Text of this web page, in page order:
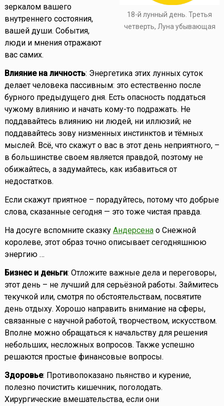
18-й лунный день. Третья
четверть, Луна убывающая
зеркалом вашего
внутреннего состояния,
вашей души. События,
люди и мнения отражают
вас самих.
Влияние на личность: Энергетика этих лунных суток
делает человека пассивным: это естественно после
бурного предыдущего дня. Есть опасность поддаться
чужому влиянию и начать кому-то подражать. Не
поддавайтесь влиянию ни людей, ни иллюзий; не
поддавайтесь зову низменных инстинктов и тёмных
мыслей. Всё, что скажут о вас в этот день неприятного, –
в большинстве своем является правдой, поэтому не
обижайтесь, а задумайтесь, как избавиться от
недостатков.
Если скажут приятное – порадуйтесь, потому что добрые
слова, сказанные сегодня — это тоже чистая правда.
На досуге вспомните сказку Андерсенао Снежной
королеве, этот образ точно описывает сегодняшнюю
энергию …
Бизнес и деньги: Отложите важные дела и переговоры,
этот день – не лучший для серьёзной работы. Займитесь
текучкой или, смотря по обстоятельствам, посвятите
день отдыху. Хорошо направить внимание на сферы,
связанные с научной работой, творчеством, искусством.
Вполне можно обращаться к начальству для решения
небольших, несложных вопросов. Также успешно
решаются простые финансовые вопросы.
Здоровье: Противопоказано пьянство и курение,
полезно почистить кишечник, поголодать.
Хирургические вмешательства, если они